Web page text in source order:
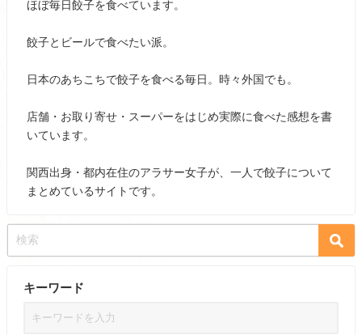
ほぼ毎日餃子を食べています。
餃子とビールで食べたい派。
日本のあちこちで餃子を食べる毎日。時々外国でも。
店舗・お取り寄せ・スーパーをはじめ実際に食べた感想を書
いています。
関西出身・都内在住のアラサー女子が、一人で餃子について
まとめているサイトです。
キーワード